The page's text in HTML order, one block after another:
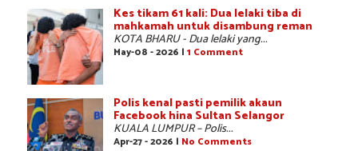
Kes tikam 61 kali: Dua lelaki tiba di
mahkamah untuk disambung reman
KOTA BHARU - Dua lelaki yang...
May-08 - 2026 | 1 Comment
Polis kenal pasti pemilik akaun
Facebook hina Sultan Selangor
KUALA LUMPUR – Polis...
Apr-27 - 2026 | No Comments